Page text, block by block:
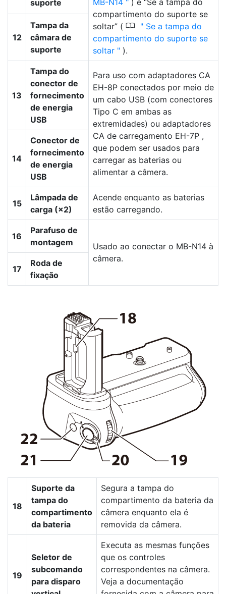
suporte MB-N14
) e “Se a tampa do
compartimento do suporte se
soltar” ( 0
Se a tampa do
compartimento do suporte se
soltar
).
12
Tampa da
câmara de
suporte
13
Tampa do
conector de
fornecimento
de energia
USB
Para uso com adaptadores CA
EH-8P conectados por meio de
um cabo USB (com conectores
Tipo C em ambas as
extremidades) ou adaptadores
CA de carregamento EH-7P ,
que podem ser usados para
carregar as baterias ou
alimentar a câmera.
14
Conector de
fornecimento
de energia
USB
15
Lâmpada de
carga (×2)
Acende enquanto as baterias
estão carregando.
16
Parafuso de
montagem
Usado ao conectar o MB-N14 à
câmera.
17
Roda de
fixação
18
Suporte da
tampa do
compartimento
da bateria
Segura a tampa do
compartimento da bateria da
câmera enquanto ela é
removida da câmera.
19
Seletor de
subcomando
para disparo
Executa as mesmas funções
que os controles
correspondentes na câmera.
Veja a documentação